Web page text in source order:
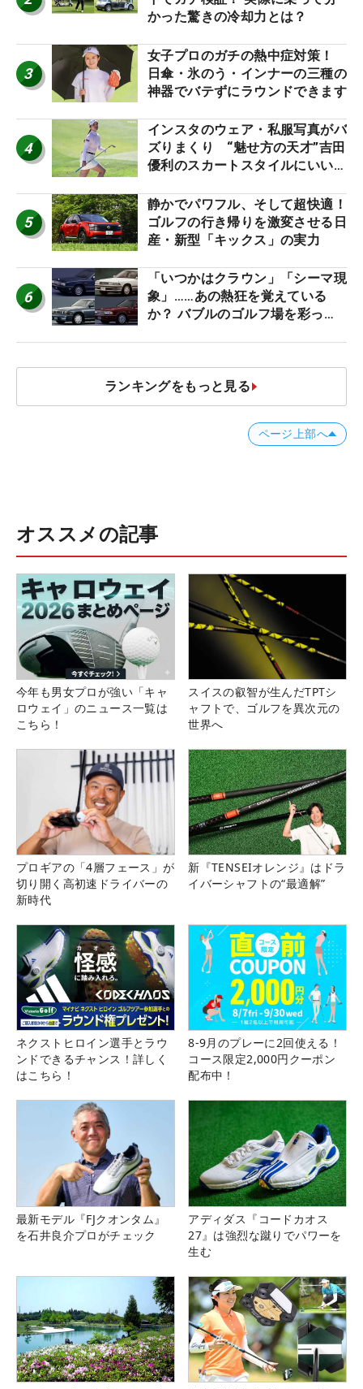
かった驚きの冷却力とは？
3
女子プロのガチの熱中症対策！
日傘・氷のう・インナーの三種の
神器でバテずにラウンドできます
4
インスタのウェア・私服写真がバ
ズりまくり “魅せ方の天才”吉田
優利のスカートスタイルにいい
5
静かでパワフル、そして超快適！
ゴルフの行き帰りを激変させる日
産・新型「キックス」の実力
6
「いつかはクラウン」「シーマ現
象」……あの熱狂を覚えている
か？ バブルのゴルフ場を彩った
ランキングをもっと見る
ページ上部へ
オススメの記事
今年も男女プロが強い「キャ
ロウェイ」のニュース一覧は
こちら！
スイスの叡智が生んだTPTシ
ャフトで、ゴルフを異次元の
世界へ
プロギアの「4層フェース」が
切り開く高初速ドライバーの
新時代
新『TENSEIオレンジ』はドラ
イバーシャフトの“最適解”
ネクストヒロイン選手とラウ
ンドできるチャンス！詳しく
はこちら！
8-9月のプレーに2回使える！
コース限定2,000円クーポン
配布中！
最新モデル『FJクオンタム』
を石井良介プロがチェック
アディダス『コードカオス
27』は強烈な蹴りでパワーを
生む